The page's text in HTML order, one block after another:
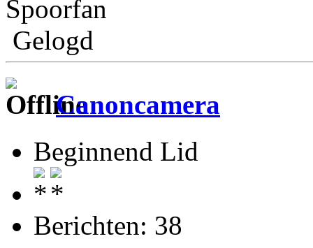
Spoorfan
Gelogd
Canoncamera
Beginnend Lid
Berichten: 38